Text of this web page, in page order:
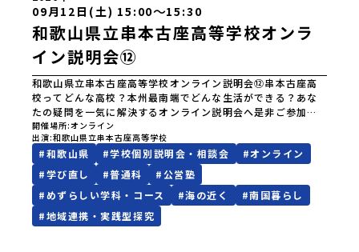
09月12日(土) 15:00〜15:30
和歌山県立串本古座高等学校オンラ
イン説明会⑫
和歌山県立串本古座高等学校オンライン説明会⑫串本古座高
校ってどんな高校？本州最南端でどんな生活ができる？あな
たの疑問を一気に解決するオンライン説明会へ是非ご参加く
ださい。本州最南端に宇宙留学する「宇宙探究コース」豊か
な地域資源から体験的に学ぶ「地域探究コース」あなたの青
春を串本古座高校に賭けてみませんか。
開催場所 オンライン
出演 和歌山県立串本古座高等学校
#和歌山県 #学校個別説明会・相談会 #オンライン
#学び直し #普通科 #公営塾
#めずらしい学科・コース #海の近く #南国暮らし
#地域連携・実践型探究